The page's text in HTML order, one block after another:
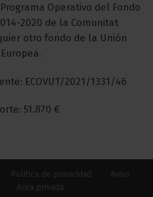
Operativo del Fondo
2020 de la Comunitat
otro fondo de la Unión
Europea.
ECOVUT/2021/1331/46
51.870 €
Politica de privacidad
Aviso
Área privada